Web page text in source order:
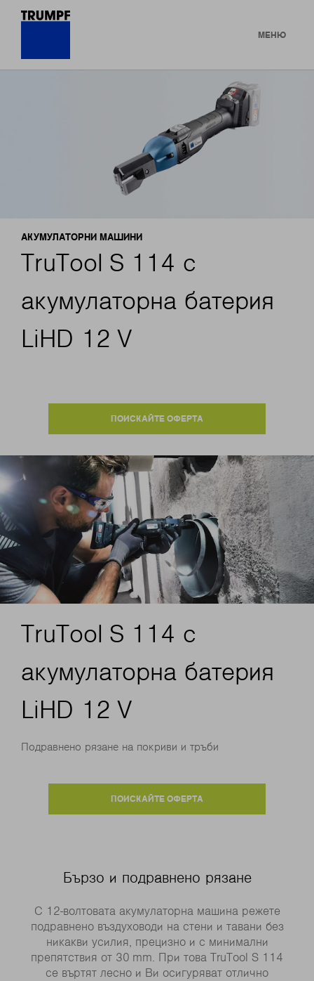
МЕНЮ
АКУМУЛАТОРНИ МАШИНИ
TruTool S 114 с
акумулаторна батерия
LiHD 12 V
ПОИСКАЙТЕ ОФЕРТА
TruTool S 114 с
акумулаторна батерия
LiHD 12 V
Подравнено рязане на покриви и тръби
ПОИСКАЙТЕ ОФЕРТА
Бързо и подравнено рязане
С 12-волтовата акумулаторна машина режете
подравнено въздуховоди на стени и тавани без
никакви усилия, прецизно и с минимални
препятствия от 30 mm. При това TruTool S 114
се въртят лесно и Ви осигуряват отлично